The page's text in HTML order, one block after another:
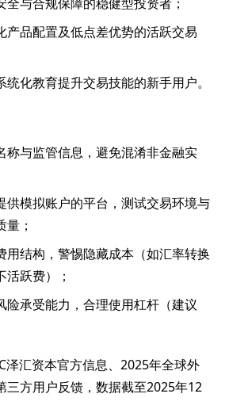
产品配置及低点差优势的活跃交易
统化教育提升交易技能的新手用户。
称与监管信息，避免混淆非金融实
供模拟账户的平台，测试交易环境与
；
用结构，警惕隐藏成本（如汇率转换
活跃费）；
险承受能力，合理使用杠杆（建议
泽汇资本官方信息、2025年全球外
三方用户反馈，数据截至2025年12